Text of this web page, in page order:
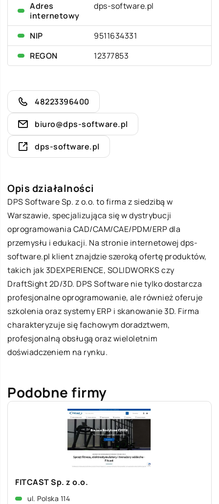
Adres
internetowy
dps-software.pl
NIP
9511634331
REGON
12377853
48223396400
biuro@dps-software.pl
dps-software.pl
Opis działalności
DPS SoftwareSp. z o.o. to firma z siedzibą w
Warszawie, specjalizująca się w dystrybucji
oprogramowania CAD/CAM/CAE/PDM/ERP dla
przemysłu i edukacji. Na stronie internetowej dps-
software.pl klient znajdzie szeroką ofertę produktów,
takich jak 3DEXPERIENCE, SOLIDWORKS czy
DraftSight 2D/3D. DPS Software nie tylko dostarcza
profesjonalne oprogramowanie, ale również oferuje
szkolenia oraz systemy ERP i skanowanie 3D. Firma
charakteryzuje się fachowym doradztwem,
profesjonalną obsługą oraz wieloletnim
doświadczeniem na rynku.
Podobne firmy
FITCAST Sp. z o.o.
ul. Polska 114